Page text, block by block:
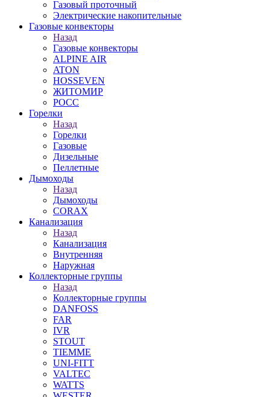
Газовый проточный
Электрические накопительные
Газовые конвекторы
Назад
Газовые конвекторы
ALPINE AIR
ATON
HOSSEVEN
ЖИТОМИР
РОСС
Горелки
Назад
Горелки
Газовые
Дизельные
Пеллетные
Дымоходы
Назад
Дымоходы
CORAX
Канализация
Назад
Канализация
Внутренняя
Наружная
Коллекторные группы
Назад
Коллекторные группы
DANFOSS
FAR
IVR
STOUT
TIEMME
UNI-FITT
VALTEC
WATTS